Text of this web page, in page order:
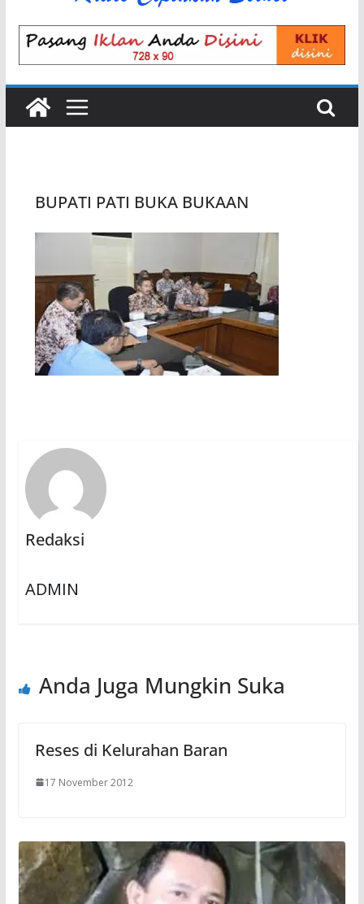
BUPATI PATI BUKA BUKAAN
Redaksi
ADMIN
Anda Juga Mungkin Suka
Reses di Kelurahan Baran
17 November 2012